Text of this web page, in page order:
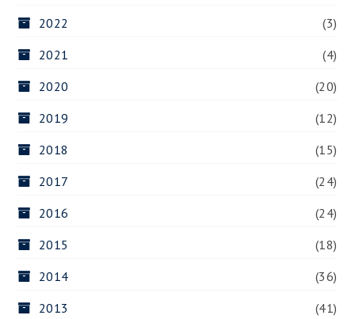
2022
(3)
2021
(4)
2020
(20)
2019
(12)
2018
(15)
2017
(24)
2016
(24)
2015
(18)
2014
(36)
2013
(41)